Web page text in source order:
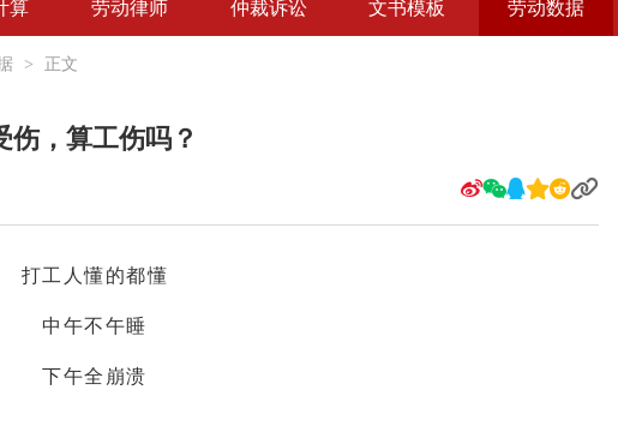
算 劳动律师 仲裁诉讼 文书模板 劳动数据
> 正文
伤，算工伤吗？
打工人懂的都懂
中午不午睡
下午全崩溃